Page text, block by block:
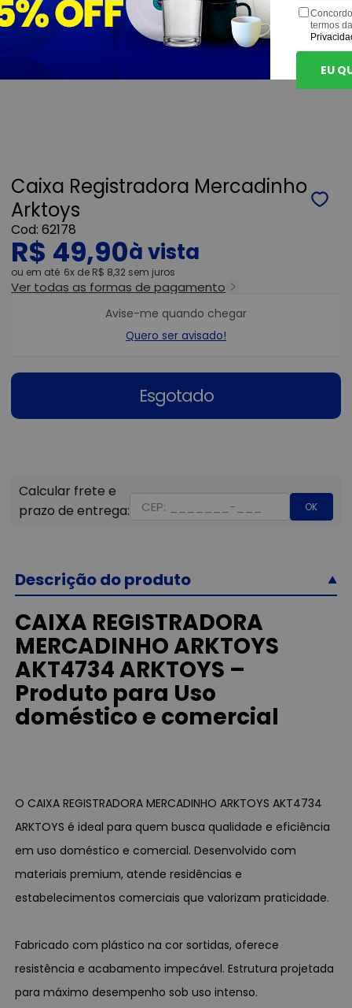
Caixa Registradora Mercadinho
Arktoys
62178
R$ 49,90
ou 6x de R$ 8,32 sem juros
Ver todas as formas de pagamento
Esgotado
Avise-me quando chegar
Quero ser avisado!
OK
Descrição do produto
CAIXA REGISTRADORA
MERCADINHO ARKTOYS
AKT4734 ARKTOYS –
Produto para Uso
doméstico e comercial
O CAIXA REGISTRADORA MERCADINHO ARKTOYS AKT4734
ARKTOYS é ideal para quem busca qualidade e eficiência
em uso doméstico e comercial. Desenvolvido com
materiais premium, atende residências e
estabelecimentos comerciais que valorizam praticidade.
Fabricado com plástico na cor sortidas, oferece
resistência e acabamento impecável. Estrutura projetada
para máximo desempenho sob uso intenso.
termos
EU